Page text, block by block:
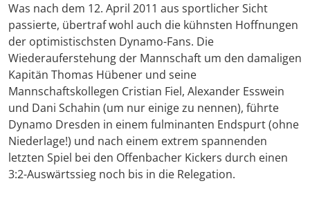
Was nach dem 12. April 2011 aus sportlicher Sicht
passierte, übertraf wohl auch die kühnsten Hoffnungen
der optimistischsten Dynamo-Fans. Die
Wiederauferstehung der Mannschaft um den damaligen
Kapitän Thomas Hübener und seine
Mannschaftskollegen Cristian Fiel, Alexander Esswein
und Dani Schahin (um nur einige zu nennen), führte
Dynamo Dresden in einem fulminanten Endspurt (ohne
Niederlage!) und nach einem extrem spannenden
letzten Spiel bei den Offenbacher Kickers durch einen
3:2-Auswärtssieg noch bis in die Relegation.